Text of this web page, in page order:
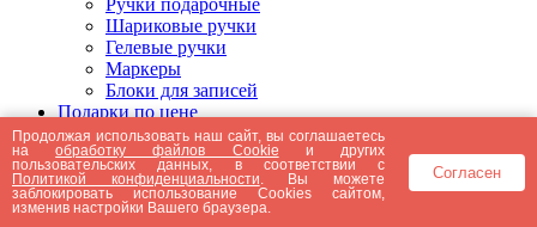
Ручки подарочные
Шариковые ручки
Гелевые ручки
Маркеры
Блоки для записей
Подарки по цене
Подарки от 5000 рублей
Подарки до 5000 рублей
Подарки до 3000 рублей
Подарки до 2000 рублей
Подарки до 1000 рублей
Продолжая использовать наш сайт, вы соглашаетесь
наобработку файлов Cookie и других
пользовательских данных, в соответствии с
Политикой конфиденциальности . Вы можете
заблокировать использование Cookies сайтом,
изменив настройки Вашего браузера.
Согласен